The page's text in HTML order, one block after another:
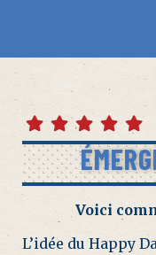
Voici
L’idée du Happy